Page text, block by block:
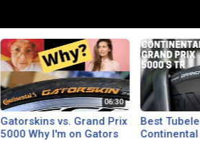
Gatorskins vs. Grand Prix
5000 Why I'm on Gators
Best